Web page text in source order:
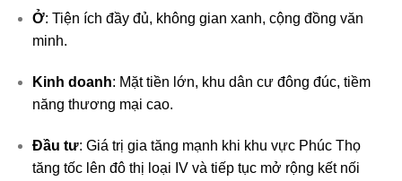
Ở: Tiện ích đầy đủ, không gian xanh, cộng đồng văn
minh.
Kinh doanh: Mặt tiền lớn, khu dân cư đông đúc, tiềm
năng thương mại cao.
Đầu tư: Giá trị gia tăng mạnh khi khu vực Phúc Thọ
tăng tốc lên đô thị loại IV và tiếp tục mở rộng kết nối